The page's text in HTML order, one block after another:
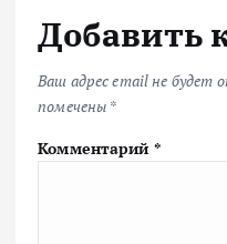
Добавить
Ваш адрес email не будет
помечены *
Комментарий *